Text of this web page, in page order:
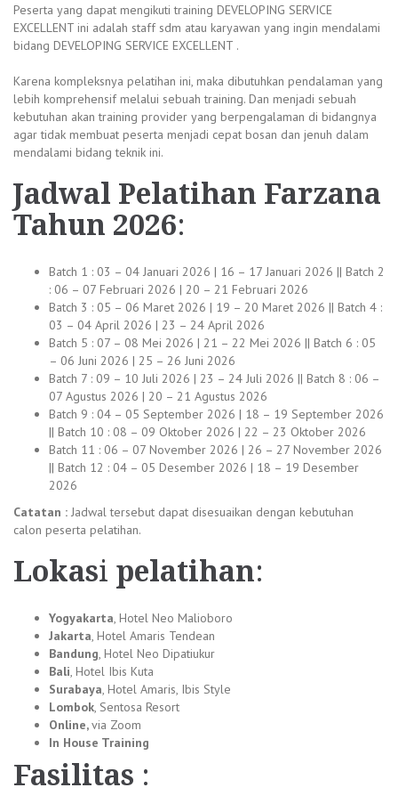
Peserta yang dapat mengikuti training DEVELOPING SERVICE
EXCELLENT ini adalah staff sdm atau karyawan yang ingin mendalami
bidang DEVELOPING SERVICE EXCELLENT .
Karena kompleksnya pelatihan ini, maka dibutuhkan pendalaman yang
lebih komprehensif melalui sebuah training. Dan menjadi sebuah
kebutuhan akan training provider yang berpengalaman di bidangnya
agar tidak membuat peserta menjadi cepat bosan dan jenuh dalam
mendalami bidang teknik ini.
Jadwal Pelatihan Farzana
Tahun 2026:
Batch 1 : 03 – 04 Januari 2026 | 16 – 17 Januari 2026 || Batch 2
: 06 – 07 Februari 2026 | 20 – 21 Februari 2026
Batch 3 : 05 – 06 Maret 2026 | 19 – 20 Maret 2026 || Batch 4 :
03 – 04 April 2026 | 23 – 24 April 2026
Batch 5 : 07 – 08 Mei 2026 | 21 – 22 Mei 2026 || Batch 6 : 05
– 06 Juni 2026 | 25 – 26 Juni 2026
Batch 7 : 09 – 10 Juli 2026 | 23 – 24 Juli 2026 || Batch 8 : 06 –
07 Agustus 2026 | 20 – 21 Agustus 2026
Batch 9 : 04 – 05 September 2026 | 18 – 19 September 2026
|| Batch 10 : 08 – 09 Oktober 2026 | 22 – 23 Oktober 2026
Batch 11 : 06 – 07 November 2026 | 26 – 27 November 2026
|| Batch 12 : 04 – 05 Desember 2026 | 18 – 19 Desember
2026
Catatan : Jadwal tersebut dapat disesuaikan dengan kebutuhan
calon peserta pelatihan.
Lokasi pelatihan:
Yogyakarta, Hotel Neo Malioboro
Jakarta, Hotel Amaris Tendean
Bandung, Hotel Neo Dipatiukur
Bali, Hotel Ibis Kuta
Surabaya, Hotel Amaris, Ibis Style
Lombok, Sentosa Resort
Online,via Zoom
In House Training
Fasilitas :